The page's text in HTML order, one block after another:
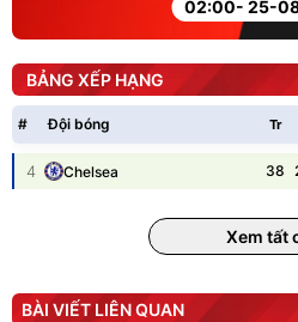
02:00- 25-
BẢNG XẾP HẠNG
# Đội bóng Tr
4 Chelsea 38
Xem tất
BÀI VIẾT LIÊN QUAN